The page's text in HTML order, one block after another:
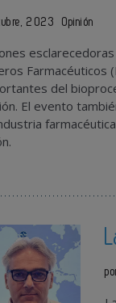
2023 Opinión
del
El evento